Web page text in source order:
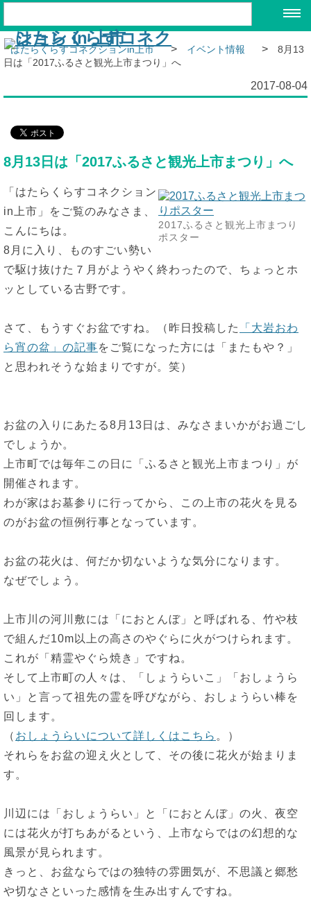
はたらくらすコネクションin上市 > イベント情報 >
8月13
日は「2017ふるさと観光上市まつり」へ
2017-08-04
8月13日は「2017ふるさと観光上市まつり」へ
2017ふるさと観光上市まつり
ポスター
「はたらくらすコネクション
in上市」をご覧のみなさま、
こんにちは。
8月に入り、ものすごい勢い
で駆け抜けた７月がようやく終わったので、ちょっとホ
ッとしている古野です。
さて、もうすぐお盆ですね。（昨日投稿した
「大岩おわ
ら宵の盆」の記事をご覧になった方には「またもや？」
と思われそうな始まりですが。笑）
お盆の入りにあたる8月13日は、みなさまいかがお過ごし
でしょうか。
上市町では毎年この日に「ふるさと観光上市まつり」が
開催されます。
わが家はお墓参りに行ってから、この上市の花火を見る
のがお盆の恒例行事となっています。
お盆の花火は、何だか切ないような気分になります。
なぜでしょう。
上市川の河川敷には「におとんぼ」と呼ばれる、竹や枝
で組んだ10m以上の高さのやぐらに火がつけられます。
これが「精霊やぐら焼き」ですね。
そして上市町の人々は、「しょうらいこ」「おしょうら
い」と言って祖先の霊を呼びながら、おしょうらい棒を
回します。
（ おしょうらいについて詳しくはこちら 。）
それらをお盆の迎え火として、その後に花火が始まりま
す。
川辺には「おしょうらい」と「におとんぼ」の火、夜空
には花火が打ちあがるという、上市ならではの幻想的な
風景が見られます。
きっと、お盆ならではの独特の雰囲気が、不思議と郷愁
や切なさといった感情を生み出すんですね。